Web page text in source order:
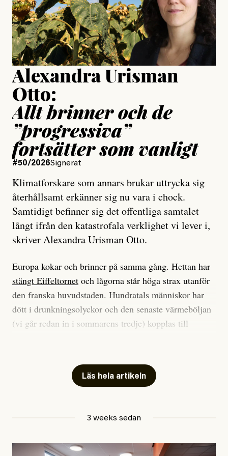
Jesper Lundby
Publicerad15 July, 2026
Uppdaterad15 July, 2026
Alexandra Urisman
Otto:
Allt brinner och de
”progressiva”
fortsätter som vanligt
#50/2026Signerat
Klimatforskare som annars brukar uttrycka sig
återhållsamt erkänner sig nu vara i chock.
Samtidigt befinner sig det offentliga samtalet
långt ifrån den katastrofala verklighet vi lever i,
skriver Alexandra Urisman Otto.
Europa kokar och brinner på samma gång. Hettan har
stängt Eiffeltornet och lågorna står höga strax utanför
den franska huvudstaden. Hundratals människor har
dött i drunkningsolyckor och den senaste värmeböljan
(vi går redan in i sommarens tredje) kopplas till
Har du också panik i hettan? Känns det som en
mardröm? Bra, allt annat vore fullständigt orimligt.
att han brukar vara ganska återhållsam när han
september 2023, när de globala temperaturerna för
Läs hela artikeln
3 weeks sedan